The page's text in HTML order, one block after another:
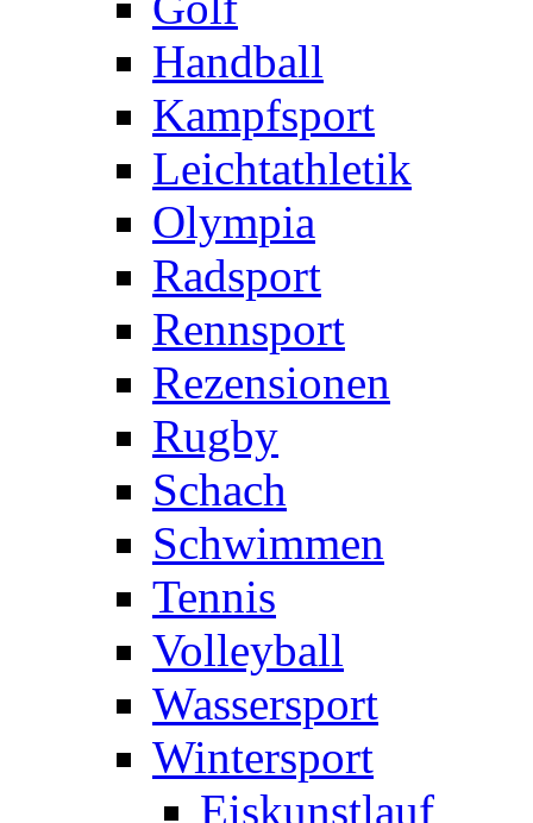
Handball
Kampfsport
Leichtathletik
Olympia
Radsport
Rennsport
Rezensionen
Rugby
Schach
Schwimmen
Tennis
Volleyball
Wassersport
Wintersport
Eiskunstlauf